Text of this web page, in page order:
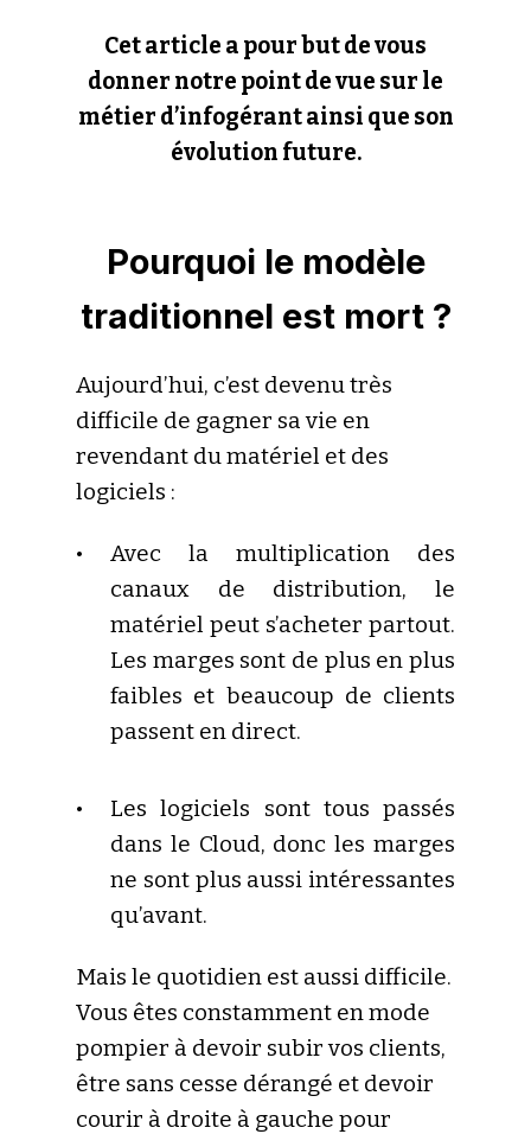
Cet article a pour but de vous
donner notre point de vue sur le
métier d’infogérant ainsi que son
évolution future.
Mais le quotidien est aussi difficile.
Vous êtes constamment en mode
pompier à devoir subir vos clients,
être sans cesse dérangé et devoir
courir à droite à gauche pour
Avec la multiplication des
canaux de distribution, le
matériel peut s’acheter partout.
Les marges sont de plus en plus
faibles et beaucoup de clients
passent en direct.
Les logiciels sont tous passés
dans le Cloud, donc les marges
ne sont plus aussi intéressantes
qu’avant.
Aujourd’hui, c’est devenu très
difficile de gagner sa vie en
revendant du matériel et des
logiciels :
Pourquoi le modèle
traditionnel est mort ?